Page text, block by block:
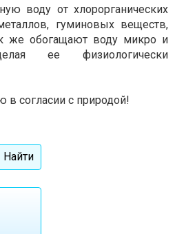
воду от хлорорганических
гуминовых веществ,
же обогащают воду микро и
ее физиологически
согласии с природой!